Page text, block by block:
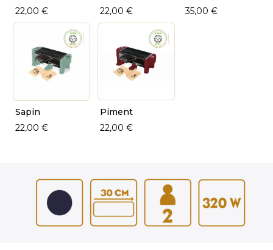
22,00 €
22,00 €
35,00 €
Sapin
22,00 €
Piment
22,00 €